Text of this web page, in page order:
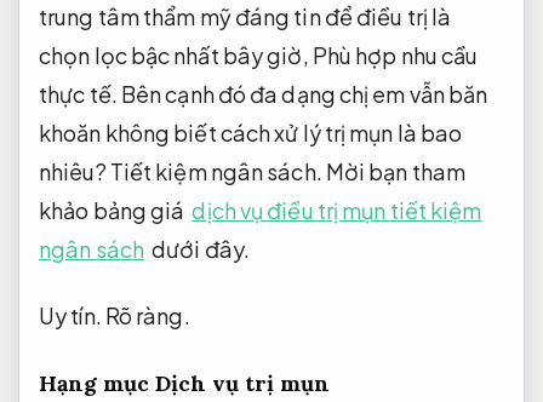
trung tâm thẩm mỹ đáng tin để điều trị là
chọn lọc bậc nhất bây giờ, Phù hợp nhu cầu
thực tế. Bên cạnh đó đa dạng chị em vẫn băn
khoăn không biết cách xử lý trị mụn là bao
nhiêu? Tiết kiệm ngân sách. Mời bạn tham
khảo bảng giá dịch vụ điều trị mụn tiết kiệm
ngân sách dưới đây.
Uy tín. Rõ ràng.
Hạng mục Dịch vụ trị mụn